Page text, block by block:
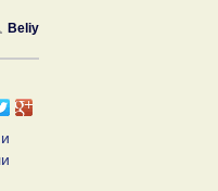
Beliy